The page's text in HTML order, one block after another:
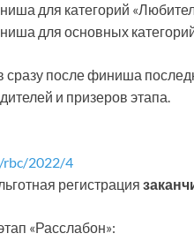
для категорий
для основных
сразу после финиша
и призеров этапа.
rbc/2022/4
регистрация
«Расслабон»: